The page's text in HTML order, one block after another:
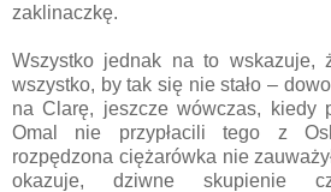
zaklinaczkę.
Wszystko jednak na to wskazuje,
wszystko, by tak się nie stało –
na Clarę, jeszcze wówczas, kiedy
Omal nie przypłacili tego z
rozpędzona ciężarówka nie
okazuje, dziwne skupienie